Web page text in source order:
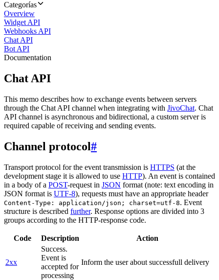
Categorías
Overview
Widget API
Webhooks API
Chat API
Bot API
Documentation
Chat API
This memo describes how to exchange events between servers
through the Chat API channel when integrating with JivoChat. Chat
API channel is asynchronous and bidirectional, a custom server is
required capable of receiving and sending events.
Channel protocol#
Transport protocol for the event transmission is HTTPS (at the
development stage it is allowed to use HTTP). An event is contained
in a body of a POST-request in JSON format (note: text encoding in
JSON format is UTF-8), requests must have an appropriate header
Content-Type: application/json; charset=utf-8. Event
structure is described further. Response options are divided into 3
groups according to the HTTP-response code.
Code Description Action
2xx
Success.
Event is
accepted for
processing
Inform the user about successfull delivery